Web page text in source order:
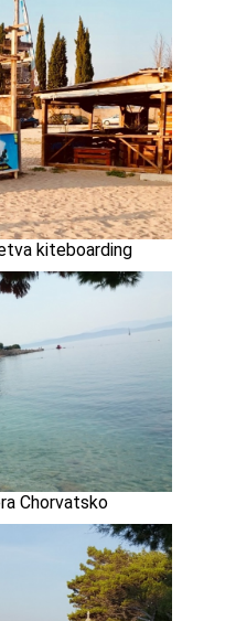
kiteboarding
Chorvatsko